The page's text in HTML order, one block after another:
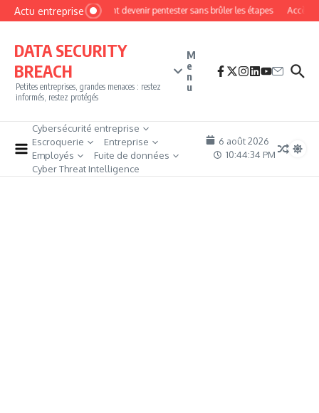
Aller au contenu
Actu entrepriseComment devenir pentester sans brûler les étapes Accès
DATA SECURITY
BREACH
Petites entreprises, grandes menaces : restez
informés, restez protégés
M
e
n
u
Cybersécurité entreprise
Escroquerie
Entreprise
Employés
Fuite de données
Cyber Threat Intelligence
6 août 2026
10:44:35 PM